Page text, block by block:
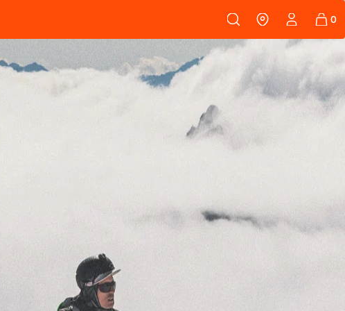
UBAC 108 PEAUX